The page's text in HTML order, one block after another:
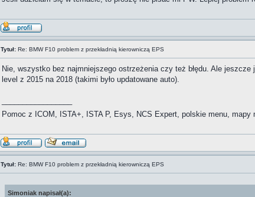
Tytuł: Re: BMW F10 problem z przekładnią kierowniczą EPS
Nie, wszystko bez najmniejszego ostrzeżenia czy też błędu. Ale
level z 2015 na 2018 (takimi było updatowane auto).
Pomoc z ICOM, ISTA+, ISTA P, Esys, NCS Expert, polskie menu,
Tytuł: Re: BMW F10 problem z przekładnią kierowniczą EPS
Simoniak napisał(a):